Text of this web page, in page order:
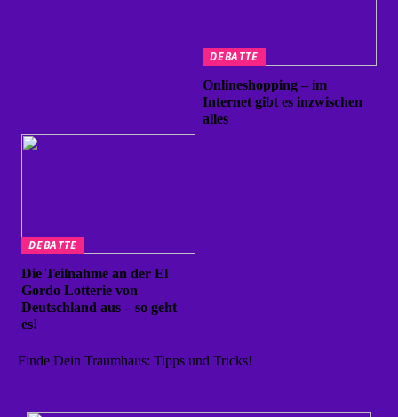
DEBATTE
Onlineshopping – im
Internet gibt es inzwischen
alles
DEBATTE
Die Teilnahme an der El
Gordo Lotterie von
Deutschland aus – so geht
es!
Finde Dein Traumhaus: Tipps und Tricks!